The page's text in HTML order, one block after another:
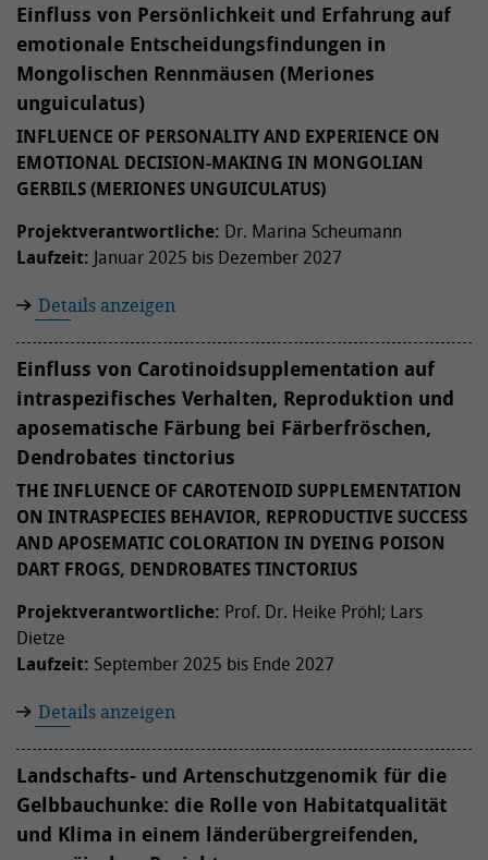
Einfluss von Persönlichkeit und Erfahrung auf
emotionale Entscheidungsfindungen in
Mongolischen Rennmäusen (Meriones
unguiculatus)
INFLUENCE OF PERSONALITY AND EXPERIENCE ON
EMOTIONAL DECISION-MAKING IN MONGOLIAN
GERBILS (MERIONES UNGUICULATUS)
Projektverantwortliche: Dr. Marina Scheumann
Laufzeit: Januar 2025 bis Dezember 2027
Details anzeigen
Einfluss von Carotinoidsupplementation auf
intraspezifisches Verhalten, Reproduktion und
aposematische Färbung bei Färberfröschen,
Dendrobates tinctorius
THE INFLUENCE OF CAROTENOID SUPPLEMENTATION
ON INTRASPECIES BEHAVIOR, REPRODUCTIVE SUCCESS
AND APOSEMATIC COLORATION IN DYEING POISON
DART FROGS, DENDROBATES TINCTORIUS
Projektverantwortliche: Prof. Dr. Heike Pröhl; Lars
Dietze
Laufzeit: September 2025 bis Ende 2027
Details anzeigen
Landschafts- und Artenschutzgenomik für die
Gelbbauchunke: die Rolle von Habitatqualität
und Klima in einem länderübergreifenden,